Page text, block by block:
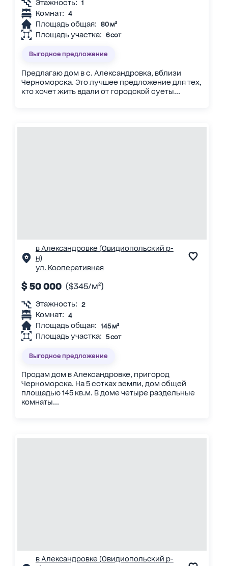
Этажность: 1
Комнат: 4
Площадь общая: 80 м²
Площадь участка: 6 сот
Выгодное предложение
Предлагаю дом в с. Александровка, вблизи
Черноморска. Это лучшее предложение для тех,
кто хочет жить вдали от городской суеты...
в Александровке (Овидиопольский р-
н)
ул. Кооперативная
$ 50 000 ($345/м²)
Этажность: 2
Комнат: 4
Площадь общая: 145 м²
Площадь участка: 5 сот
Выгодное предложение
Продам дом в Александровке, пригород
Черноморска. На 5 сотках земли, дом общей
площадью 145 кв.м. В доме четыре раздельные
комнаты...
в Александровке (Овидиопольский р-